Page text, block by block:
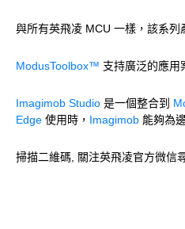
與所有英飛凌 MCU 一樣，該系列
ModusToolbox™ 支持廣泛的應用
Imagimob Studio 是一個整合到
Edge 使用時， Imagimob 能夠為
掃描二維碼, 關注英飛凌官方微信